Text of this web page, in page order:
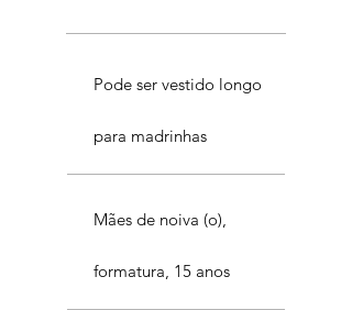
Pode ser vestido longo
para madrinhas
Mães de noiva (o),
formatura, 15 anos